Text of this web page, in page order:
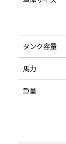
タンク容量
馬力
重量